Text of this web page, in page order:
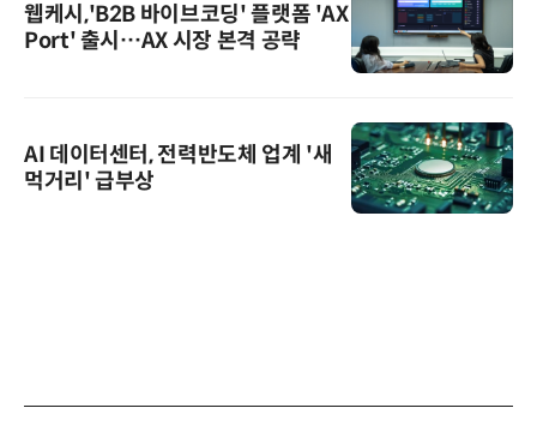
웹케시,'B2B 바이브코딩' 플랫폼 'AX
Port' 출시…AX 시장 본격 공략
AI 데이터센터, 전력반도체 업계 '새
먹거리' 급부상